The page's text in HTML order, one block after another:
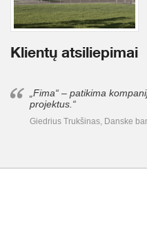
Klientų atsiliepimai
„Fima“ – patikima
projektus.“
Giedrius Trukšinas, Danske